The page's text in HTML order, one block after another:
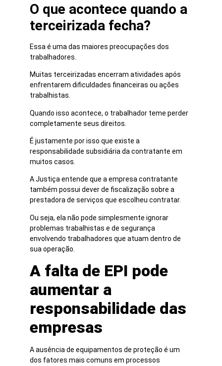
O que acontece quando a
terceirizada fecha?
Essa é uma das maiores preocupações dos
trabalhadores.
Muitas terceirizadas encerram atividades após
enfrentarem dificuldades financeiras ou ações
trabalhistas.
Quando isso acontece, o trabalhador teme perder
completamente seus direitos.
É justamente por isso que existe a
responsabilidade subsidiária da contratante em
muitos casos.
A Justiça entende que a empresa contratante
também possui dever de fiscalização sobre a
prestadora de serviços que escolheu contratar.
Ou seja, ela não pode simplesmente ignorar
problemas trabalhistas e de segurança
envolvendo trabalhadores que atuam dentro de
sua operação.
A falta de EPI pode
aumentar a
responsabilidade das
empresas
A ausência de equipamentos de proteção é um
dos fatores mais comuns em processos